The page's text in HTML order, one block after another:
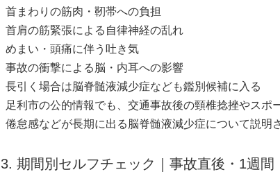
首まわりの筋肉・靭帯への負担
首肩の筋緊張による自律神経の乱れ
めまい・頭痛に伴う吐き気
事故の衝撃による脳・内耳への影響
長引く場合は脳脊髄液減少症なども鑑別候補に入る
足利市の公的情報でも、交通事故後の頸椎捻挫やスポ
倦怠感などが長期に出る脳脊髄液減少症について説明
3. 期間別セルフチェック｜事故直後・1週間